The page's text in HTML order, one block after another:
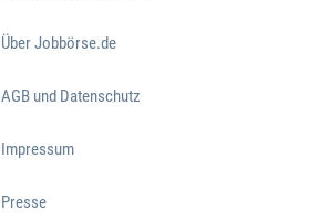
Über Jobbörse.de
AGB und Datenschutz
Impressum
Presse